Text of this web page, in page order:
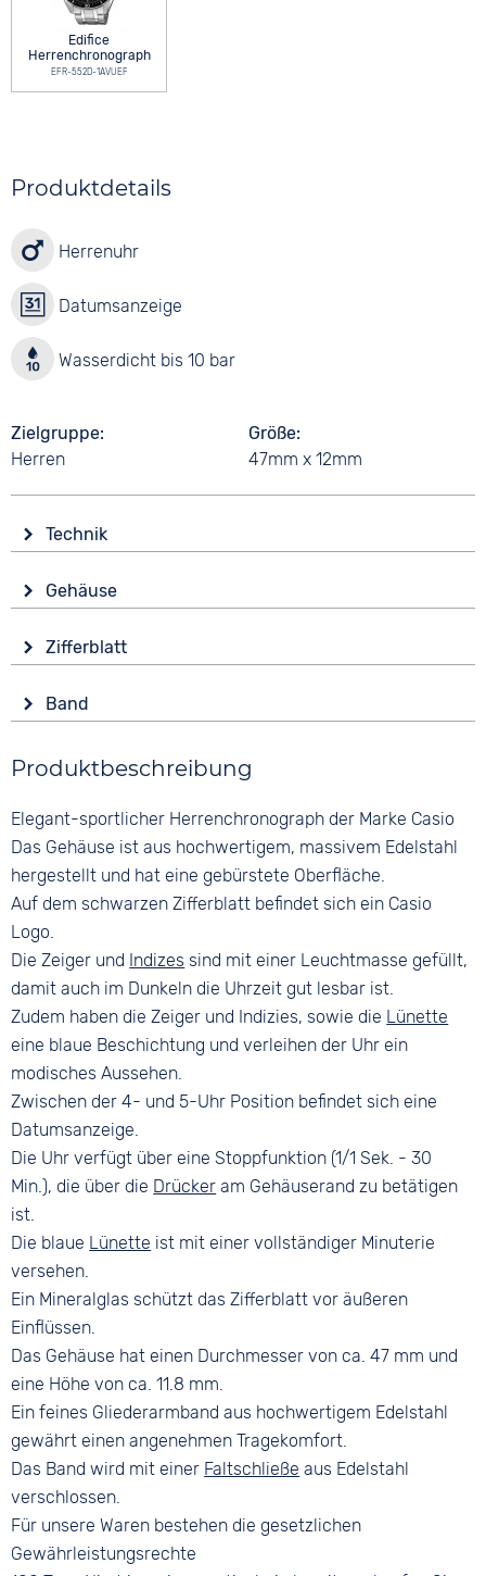
Edifice
Herrenchronograph
EFR-552D-1AVUEF
Produktdetails
Herrenuhr
Datumsanzeige
Wasserdicht bis 10 bar
Zielgruppe
Herren
Größe
47mm x 12mm
Technik
Batterie (Quarz)
Wasserdicht
10 bar
Funktionen
Stoppuhr
Datumsanzeige
Gehäuse
Edelstahl
Form
Rund
Glas
Farbe
Silber
Zifferblatt
Analog
Blau
Ziffern
Keine
Band
Edelstahl
Farbe
Silber
Bandschließe
Faltschließe
Produktbeschreibung
Elegant-sportlicher Herrenchronograph der Marke Casio
Das Gehäuse ist aus hochwertigem, massivem Edelstahl
hergestellt und hat eine gebürstete Oberfläche.
Auf dem schwarzen Zifferblatt befindet sich ein Casio
Logo.
Die Zeiger und Indizes sind mit einer Leuchtmasse gefüllt,
damit auch im Dunkeln die Uhrzeit gut lesbar ist.
Zudem haben die Zeiger und Indizies, sowie die Lünette
eine blaue Beschichtung und verleihen der Uhr ein
modisches Aussehen.
Zwischen der 4- und 5-Uhr Position befindet sich eine
Datumsanzeige.
Die Uhr verfügt über eine Stoppfunktion (1/1 Sek. - 30
Min.), die über die Drücker am Gehäuserand zu betätigen
ist.
Die blaue Lünette ist mit einer vollständiger Minuterie
versehen.
Ein Mineralglas schützt das Zifferblatt vor äußeren
Einflüssen.
Das Gehäuse hat einen Durchmesser von ca. 47 mm und
eine Höhe von ca. 11.8 mm.
Ein feines Gliederarmband aus hochwertigem Edelstahl
gewährt einen angenehmen Tragekomfort.
Das Band wird mit einer Faltschließe aus Edelstahl
verschlossen.
Für unsere Waren bestehen die gesetzlichen
Gewährleistungsrechte